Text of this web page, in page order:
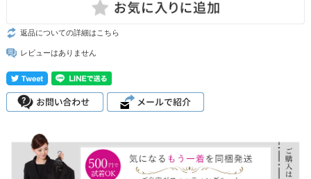
返品についての詳細はこちら
レビューはありません